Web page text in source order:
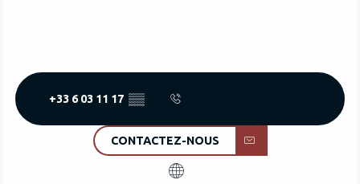
+33 6 03 11 17 ▒▒
CONTACTEZ-NOUS